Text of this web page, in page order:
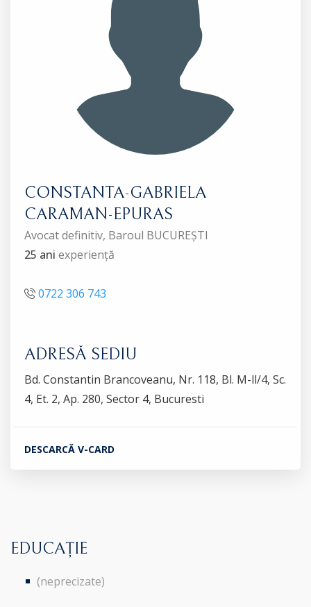
CONSTANTA-GABRIELA
CARAMAN-EPURAS
Avocat definitiv, Baroul BUCUREȘTI
25 ani experiență
0722 306 743
ADRESĂ SEDIU
Bd. Constantin Brancoveanu, Nr. 118, Bl. M-ll/4, Sc.
4, Et. 2, Ap. 280, Sector 4, Bucuresti
DESCARCĂ V-CARD
EDUCAȚIE
(neprecizate)